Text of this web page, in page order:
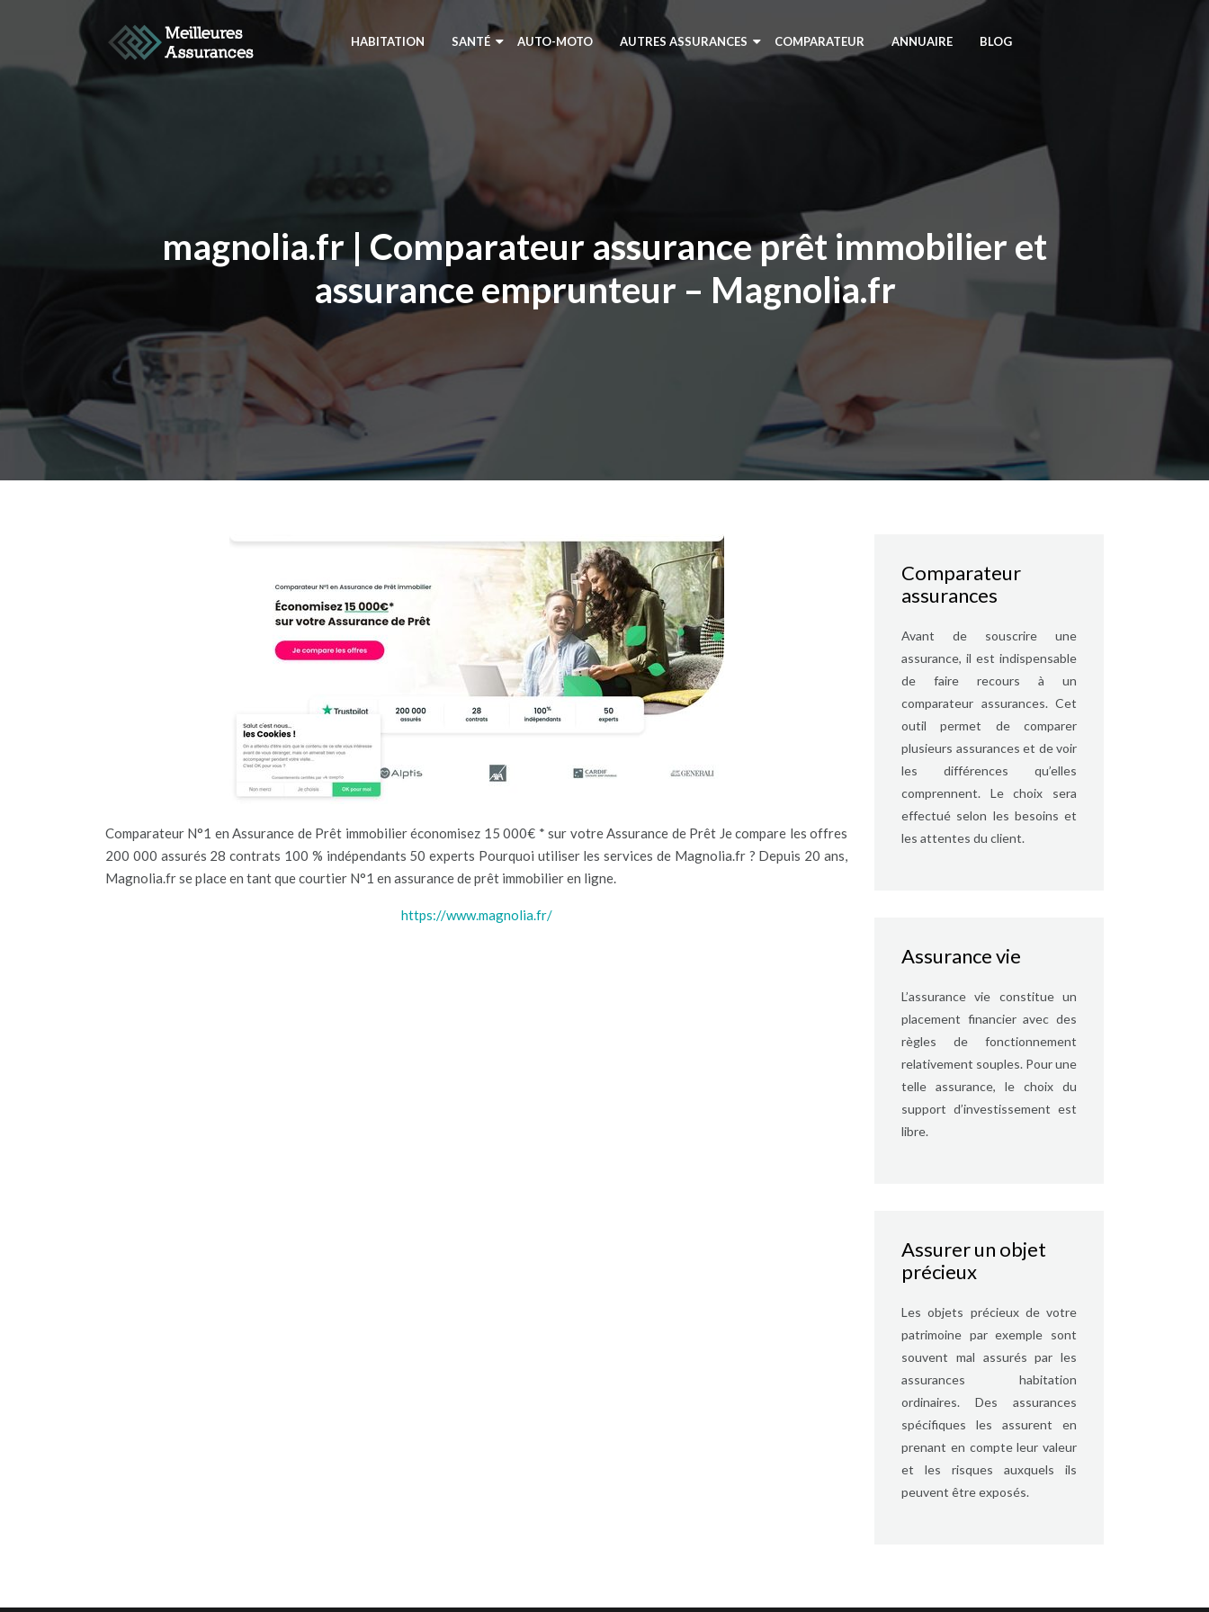
HABITATION SANTÉ AUTO-MOTO AUTRES ASSURANCES COMPARATEUR ANNUAIRE BLOG
magnolia.fr | Comparateur assurance prêt immobilier et
assurance emprunteur – Magnolia.fr
Comparateur N°1 en Assurance de Prêt immobilier économisez 15 000€ * sur votre Assurance de Prêt Je compare les offres
200 000 assurés 28 contrats 100 % indépendants 50 experts Pourquoi utiliser les services de Magnolia.fr ? Depuis 20 ans,
Magnolia.fr se place en tant que courtier N°1 en assurance de prêt immobilier en ligne.
https://www.magnolia.fr/
Comparateur
assurances
Avant de souscrire une
assurance, il est indispensable
de faire recours à un
comparateur assurances. Cet
outil permet de comparer
plusieurs assurances et de voir
les différences qu’elles
comprennent. Le choix sera
effectué selon les besoins et
les attentes du client.
Assurance vie
L’assurance vie constitue un
placement financier avec des
règles de fonctionnement
relativement souples. Pour une
telle assurance, le choix du
support d’investissement est
libre.
Assurer un objet
précieux
Les objets précieux de votre
patrimoine par exemple sont
souvent mal assurés par les
assurances habitation
ordinaires. Des assurances
spécifiques les assurent en
prenant en compte leur valeur
et les risques auxquels ils
peuvent être exposés.